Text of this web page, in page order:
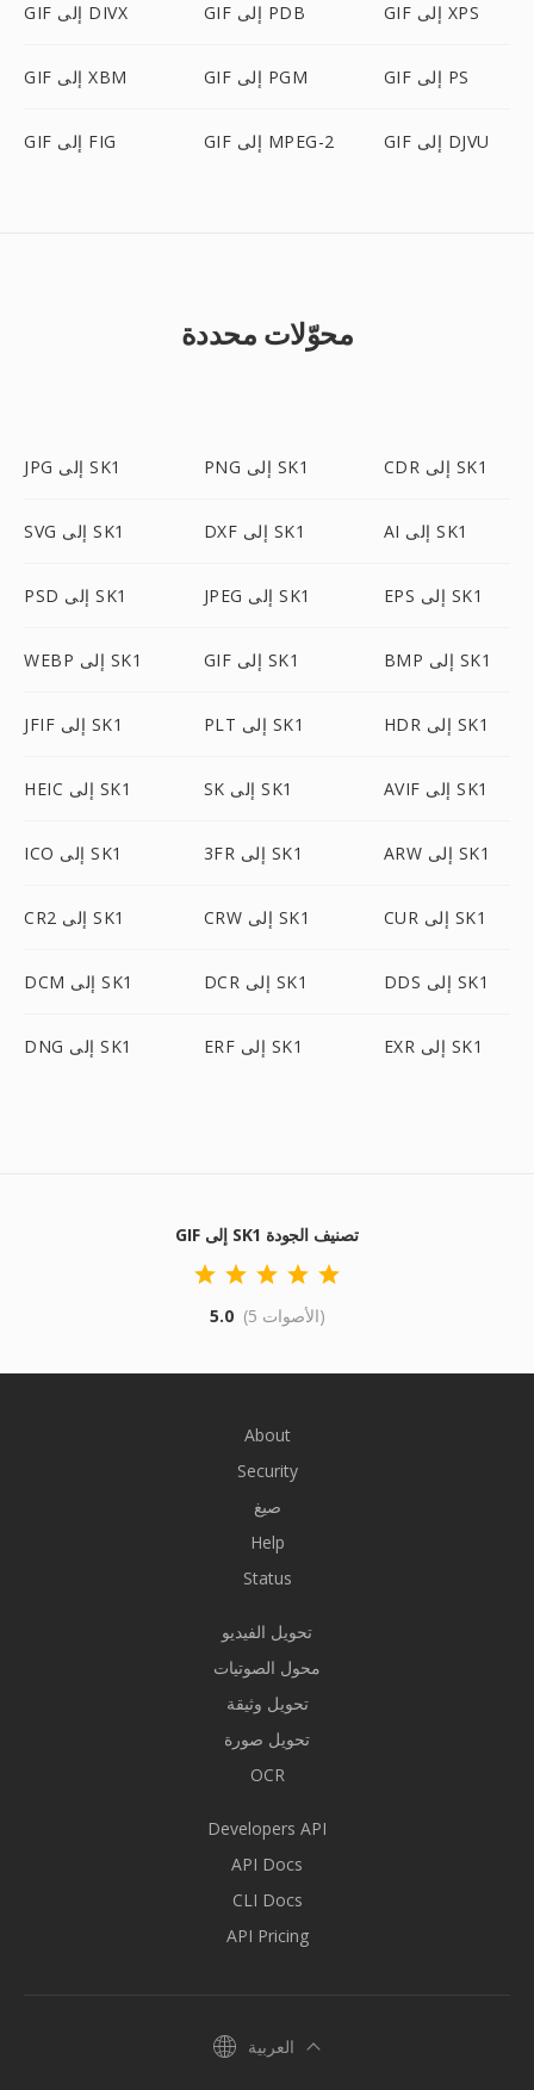
GIF إلى DIVX GIF إلى PDB GIF إلى XPS
GIF إلى XBM GIF إلى PGM GIF إلى PS
GIF إلى FIG GIF إلى MPEG-2 GIF إلى DJVU
محوّلات محددة
JPG إلى SK1 PNG إلى SK1 CDR إلى SK1
SVG إلى SK1 DXF إلى SK1 AI إلى SK1
PSD إلى SK1 JPEG إلى SK1 EPS إلى SK1
WEBP إلى SK1 GIF إلى SK1 BMP إلى SK1
JFIF إلى SK1 PLT إلى SK1 HDR إلى SK1
HEIC إلى SK1 SK إلى SK1 AVIF إلى SK1
ICO إلى SK1 3FR إلى SK1 ARW إلى SK1
CR2 إلى SK1 CRW إلى SK1 CUR إلى SK1
DCM إلى SK1 DCR إلى SK1 DDS إلى SK1
DNG إلى SK1 ERF إلى SK1 EXR إلى SK1
GIF إلى SK1 تصنيف الجودة
5.0 (5 الأصوات)
About
Security
صيغ
Help
Status
تحويل الفيديو
محول الصوتيات
تحويل وثيقة
تحويل صورة
OCR
Developers API
API Docs
CLI Docs
API Pricing
العربية